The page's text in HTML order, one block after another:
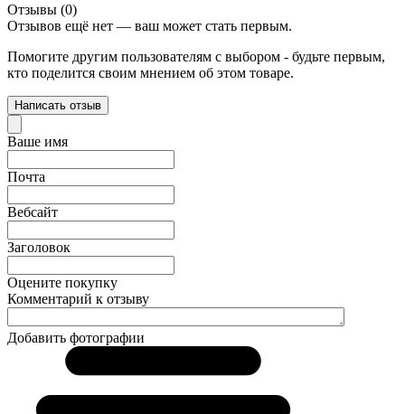
Отзывы (0)
Отзывов ещё нет — ваш может стать первым.
Помогите другим пользователям с выбором - будьте первым,
кто поделится своим мнением об этом товаре.
Написать отзыв
Ваше имя
Почта
Вебсайт
Заголовок
Оцените покупку
Комментарий к отзыву
Добавить фотографии